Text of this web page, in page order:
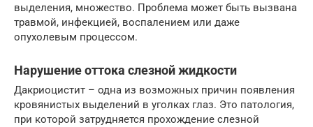
выделения, множество. Проблема может быть вызвана
травмой, инфекцией, воспалением или даже
опухолевым процессом.
Нарушение оттока слезной жидкости
Дакриоцистит – одна из возможных причин появления
кровянистых выделений в уголках глаз. Это патология,
при которой затрудняется прохождение слезной